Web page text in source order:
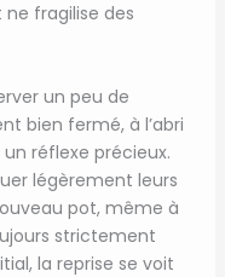
fragilise des
un peu de
bien fermé, à l’abri
réflexe précieux.
légèrement leurs
pot, même à
strictement
la reprise se voit